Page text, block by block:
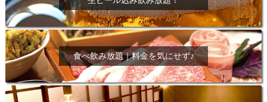
食べ飲み放題｜料金を気にせず♪